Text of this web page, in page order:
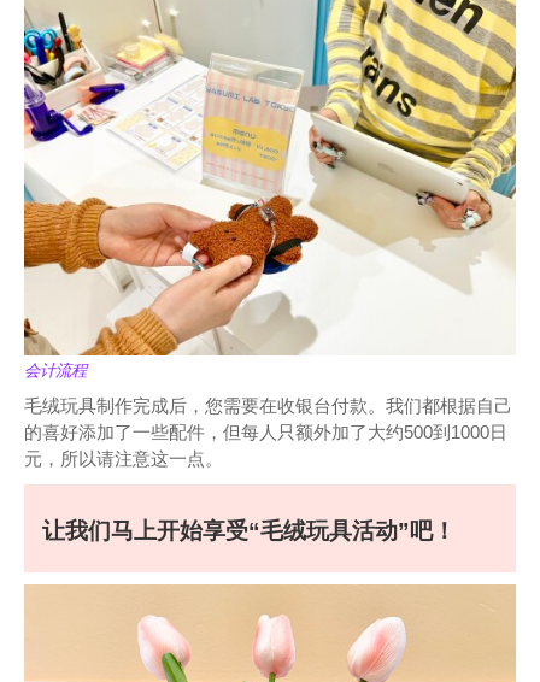
会计流程
毛绒玩具制作完成后，您需要在收银台付款。我们都根据自己
的喜好添加了一些配件，但每人只额外加了大约500到1000日
元，所以请注意这一点。
让我们马上开始享受“毛绒玩具活动”吧！